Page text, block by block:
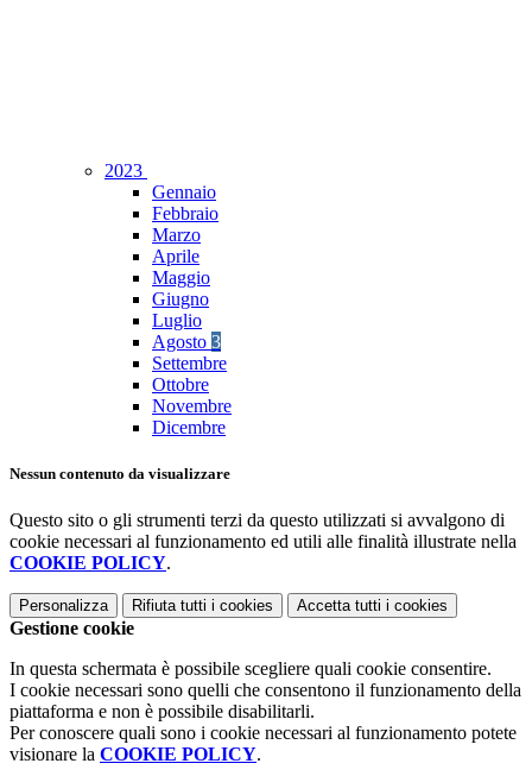
2023
Gennaio
Febbraio
Marzo
Aprile
Maggio
Giugno
Luglio
Agosto 3
Settembre
Ottobre
Novembre
Dicembre
Nessun contenuto da visualizzare
Questo sito o gli strumenti terzi da questo utilizzati si avvalgono di
cookie necessari al funzionamento ed utili alle finalità illustrate nella
COOKIE POLICY.
Personalizza Rifiuta tutti i cookies Accetta tutti i cookies
Gestione cookie
In questa schermata è possibile scegliere quali cookie consentire.
I cookie necessari sono quelli che consentono il funzionamento della
piattaforma e non è possibile disabilitarli.
Per conoscere quali sono i cookie necessari al funzionamento potete
visionare la COOKIE POLICY.